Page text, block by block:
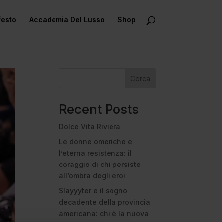
Accademia Del Lusso Shop
Cerca
Recent Posts
Dolce Vita Riviera
Le donne omeriche e
l’eterna resistenza: il
coraggio di chi persiste
all’ombra degli eroi
Slayyyter e il sogno
decadente della provincia
americana: chi è la nuova